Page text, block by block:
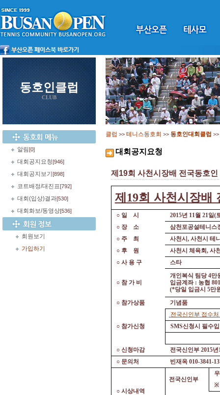
동호인클럽
CLUB
알림[0]
대회공지요청[946]
대회공지보기 [898]
코트배정/대진표[792]
대회(입상)결과[530]
대회화보/동영상[536]
회원보기
가입하기
클럽 >> 테니스동호회 >> 동호인대회클럽 >>
대회공지요청
제19회 사천시장배 전국동호
제 19회 사천시장배
○ 일 시 2015년 11월 21일(
○ 장 소
삼천포공설테니스
○ 주 최 사천시 , 사천시 테
○ 후 원 사천시 체육회 , 사
○ 사 용 구 스타
○ 참 가 비
개인복식 팀당4만
입금계좌 : 농협
(*당일 입금시 5만
○ 참가상품 기념품
○ 참가신청
전국신인부 접수처
SMS신청시 필수
○ 신청마감 전국신인부 2015년
○ 문의처 빈재옥 010-3841-
○ 시상내역
전국신인부
※